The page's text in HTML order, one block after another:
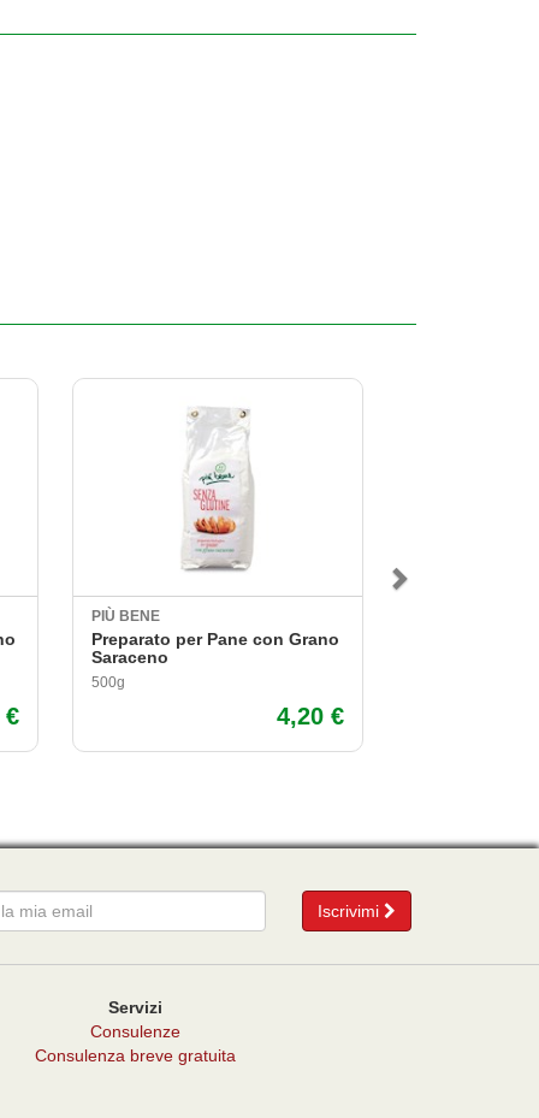
€
PIÙ BENE
Preparato per Pane con Grano
Saraceno
500g
4,20 €
Iscrivimi
Servizi
Consulenze
Consulenza breve gratuita